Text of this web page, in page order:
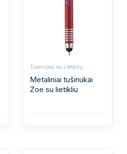
Tušinukai su Lietikliu
Metaliniai tušinukai
Zoe su lietikliu